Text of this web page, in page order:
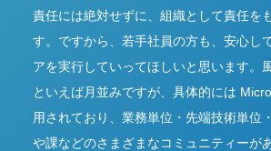
責任には絶対せずに、組織として責任を
す。ですから、若手社員の方も、安心し
アを実行していってほしいと思います。
といえば月並みですが、具体的には
用されており、業務単位・先端技術単位
や課などのさまざまなコミュニティーが